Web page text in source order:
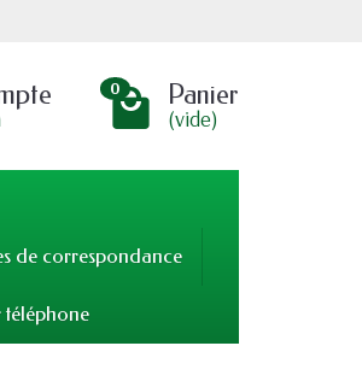
0 Panier
(vide)
de correspondance
téléphone